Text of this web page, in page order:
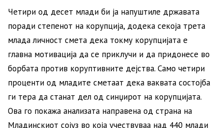
Четири од десет млади би ја напуштиле државата
поради степенот на корупција, додека секоја трета
млада личност смета дека токму корупцијата е
главна мотивација да се приклучи и да придонесе во
борбата против коруптивните дејства. Само четири
проценти од младите сметаат дека ваквата состојба
ги тера да станат дел од синџирот на корупцијата.
Ова го покажа анализата направена од страна на
Младинскиот сојуз во која учествуваа над 440 млади